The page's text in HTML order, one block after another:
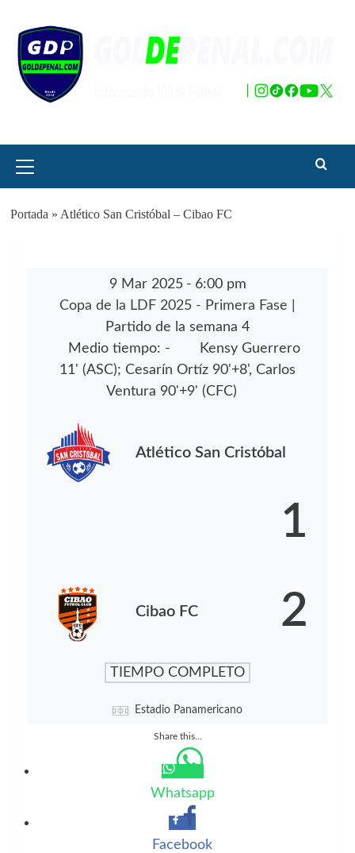
contenido
principal
Portada » Atlético San Cristóbal – Cibao FC
9 Mar 2025 - 6:00 pm
Copa de la LDF 2025 - Primera Fase
Partido de la semana 4
Medio tiempo: -
Kensy Guerrero
11' (ASC); Cesarín Ortíz 90'+8', Carlos
Ventura 90'+9' (CFC)
Atlético San Cristóbal
1
Cibao FC 2
TIEMPO COMPLETO
Estadio Panamericano
Share this...
Whatsapp
Facebook